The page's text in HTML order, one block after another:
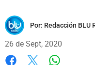
Por: Redacción BLU
26 de Sept, 2020